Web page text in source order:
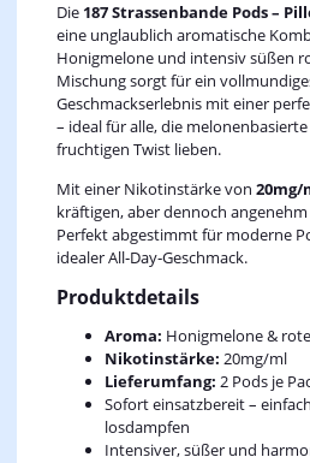
Die 187 Strassenbande Pods –
eine unglaublich aromatische
Honigmelone und intensiv süßen
Mischung sorgt für ein
Geschmackserlebnis mit einer
– ideal für alle, die
fruchtigen Twist lieben.
Mit einer Nikotinstärke von 20mg/
kräftigen, aber dennoch
Perfekt abgestimmt für moderne
idealer All‑Day‑Geschmack.
Produktdetails
Aroma: Honigmelone &
Nikotinstärke: 20mg/ml
Lieferumfang: 2 Pods je
Sofort einsatzbereit –
losdampfen
Intensiver, süßer und